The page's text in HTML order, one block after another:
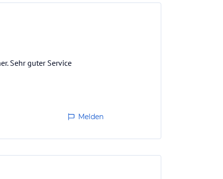
Sehr guter Service
Melden